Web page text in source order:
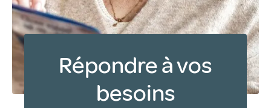
Répondre à vos
besoins